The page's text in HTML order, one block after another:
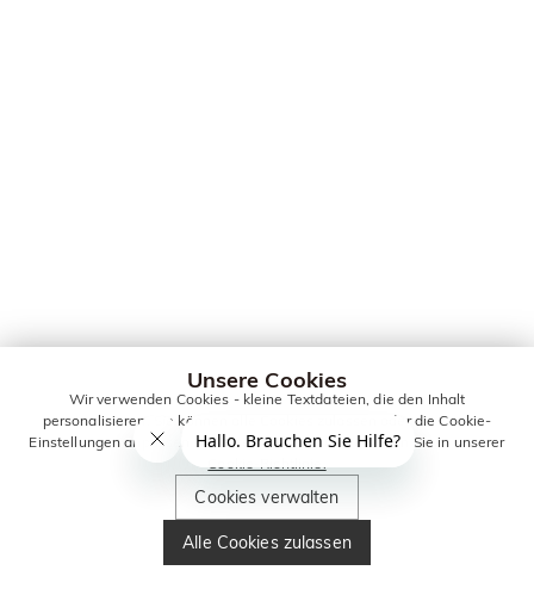
Unsere Cookies
Wir verwenden Cookies - kleine Textdateien, die den Inhalt
personalisieren. Sie können alle Cookies zulassen oder die Cookie-
Einstellungen anpassen. Weitere Informationen erhalten Sie in unserer
Cookie-Richtlinie.
Cookies verwalten
Alle Cookies zulassen